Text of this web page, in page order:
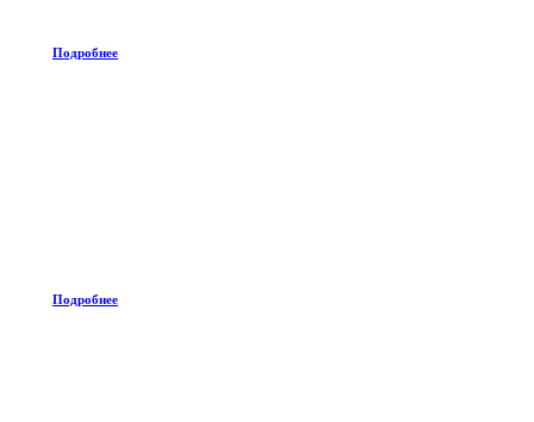
Подробнее
Подробнее